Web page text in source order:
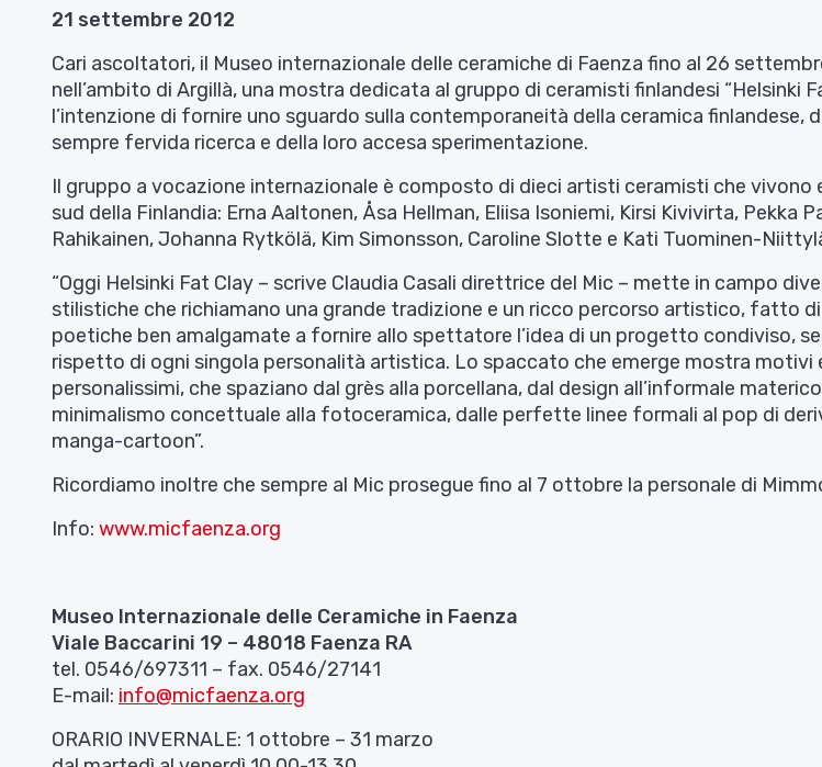
21 settembre 2012
Cari ascoltatori, il Museo internazionale delle ceramiche di Faenza fino al 26
nell’ambito di Argillà, una mostra dedicata al gruppo di ceramisti finlandesi “Helsinki
l’intenzione di fornire uno sguardo sulla contemporaneità della ceramica finlandese,
sempre fervida ricerca e della loro accesa sperimentazione.
Il gruppo a vocazione internazionale è composto di dieci artisti ceramisti che vivono
sud della Finlandia: Erna Aaltonen, Åsa Hellman, Eliisa Isoniemi, Kirsi Kivivirta, Pekka
Rahikainen, Johanna Rytkölä, Kim Simonsson, Caroline Slotte e Kati Tuominen-
“Oggi Helsinki Fat Clay – scrive Claudia Casali direttrice del Mic – mette in campo
stilistiche che richiamano una grande tradizione e un ricco percorso artistico, fatto
poetiche ben amalgamate a fornire allo spettatore l’idea di un progetto condiviso,
rispetto di ogni singola personalità artistica. Lo spaccato che emerge mostra motivi
personalissimi, che spaziano dal grès alla porcellana, dal design all’informale
minimalismo concettuale alla fotoceramica, dalle perfette linee formali al pop di
manga-cartoon”.
Ricordiamo inoltre che sempre al Mic prosegue fino al 7 ottobre la personale di
Info: www.micfaenza.org
Museo Internazionale delle Ceramiche in Faenza
Viale Baccarini 19 – 48018 Faenza RA
tel. 0546/697311 – fax. 0546/27141
E-mail: info@micfaenza.org
ORARIO INVERNALE: 1 ottobre – 31 marzo